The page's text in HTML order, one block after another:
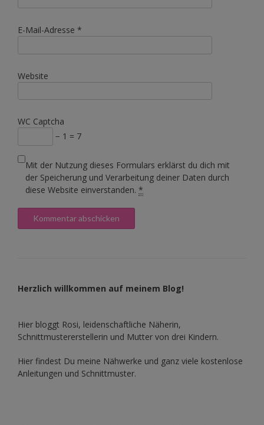
E-Mail-Adresse *
Website
WC Captcha
− 1 = 7
Mit der Nutzung dieses Formulars erklärst du dich mit
der Speicherung und Verarbeitung deiner Daten durch
diese Website einverstanden. *
Herzlich willkommen auf meinem Blog!
Hier bloggt Rosi, leidenschaftliche Näherin,
Schnittmustererstellerin und Mutter von drei Kindern.
Hier findest Du meine Nähwerke und ganz viele kostenlose
Anleitungen und Schnittmuster.